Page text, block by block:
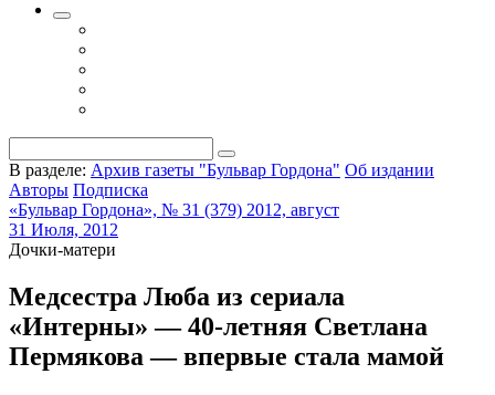
В разделе: Архив газеты "Бульвар Гордона" Об издании
Авторы Подписка
«Бульвар Гордона», № 31 (379) 2012, август
31 Июля, 2012
Дочки-матери
Медсестра Люба из сериала
«Интерны» — 40-летняя Светлана
Пермякова — впервые стала мамой